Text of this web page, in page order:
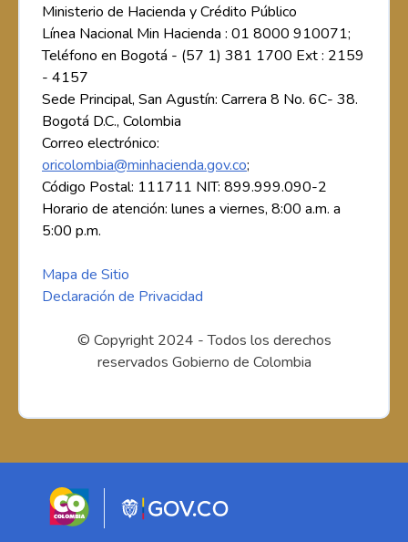
Ministerio de Hacienda y Crédito Público
Línea Nacional Min Hacienda : 01 8000 910071;
Teléfono en Bogotá - (57 1) 381 1700 Ext : 2159
- 4157
Sede Principal, San Agustín: Carrera 8 No. 6C- 38.
Bogotá D.C., Colombia
Correo electrónico:
oricolombia@minhacienda.gov.co;
Código Postal: 111711 NIT: 899.999.090-2
Horario de atención: lunes a viernes, 8:00 a.m. a
5:00 p.m.
Mapa de Sitio
Declaración de Privacidad
© Copyright 2024 - Todos los derechos
reservados Gobierno de Colombia